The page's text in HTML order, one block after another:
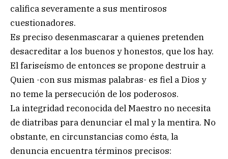
califica severamente a sus mentirosos
cuestionadores.
Es preciso desenmascarar a quienes pretenden
desacreditar a los buenos y honestos, que los hay.
El fariseísmo de entonces se propone destruir a
Quien -con sus mismas palabras- es fiel a Dios y
no teme la persecución de los poderosos.
La integridad reconocida del Maestro no necesita
de diatribas para denunciar el mal y la mentira. No
obstante, en circunstancias como ésta, la
denuncia encuentra términos precisos: